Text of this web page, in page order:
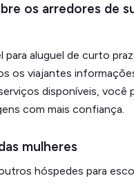
os arredores de
para aluguel de curto
os viajantes
disponíveis, você
com mais confiança.
mulheres
hóspedes para